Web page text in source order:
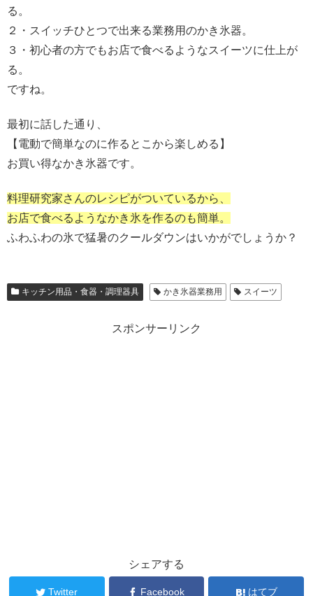
る。
２・スイッチひとつで出来る業務用のかき氷器。
３・初心者の方でもお店で食べるようなスイーツに仕上が
る。
ですね。
最初に話した通り、
【電動で簡単なのに作るとこから楽しめる】
お買い得なかき氷器です。
料理研究家さんのレシピがついているから、
お店で食べるようなかき氷を作るのも簡単。
ふわふわの氷で猛暑のクールダウンはいかがでしょうか？
キッチン用品・食器・調理器具 かき氷器業務用 スイーツ
スポンサーリンク
シェアする
Twitter Facebook はてブ